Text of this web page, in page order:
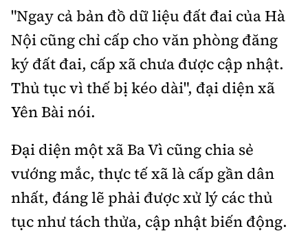
"Ngay cả bản đồ dữ liệu đất đai của Hà
Nội cũng chỉ cấp cho văn phòng đăng
ký đất đai, cấp xã chưa được cập nhật.
Thủ tục vì thế bị kéo dài", đại diện xã
Yên Bài nói.
Đại diện một xã Ba Vì cũng chia sẻ
vướng mắc, thực tế xã là cấp gần dân
nhất, đáng lẽ phải được xử lý các thủ
tục như tách thửa, cập nhật biến động.